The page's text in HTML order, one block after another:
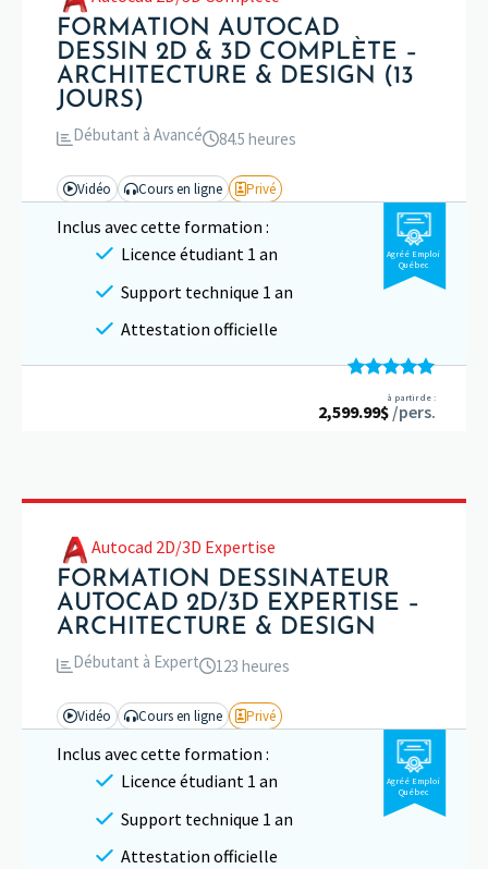
FORMATION AUTOCAD
DESSIN 2D & 3D COMPLÈTE –
ARCHITECTURE & DESIGN (13
JOURS)
Débutant à Avancé 84.5 heures
Vidéo Cours en ligne Privé
Inclus avec cette formation :
Licence étudiant 1 an
Support technique 1 an
Attestation officielle
Agréé Emploi
Québec
Note 5.00
sur 5
à partir de :
2,599.99$ /pers.
Autocad 2D/3D Expertise
FORMATION DESSINATEUR
AUTOCAD 2D/3D EXPERTISE –
ARCHITECTURE & DESIGN
Débutant à Expert 123 heures
Vidéo Cours en ligne Privé
Inclus avec cette formation :
Licence étudiant 1 an
Support technique 1 an
Attestation officielle
Agréé Emploi
Québec